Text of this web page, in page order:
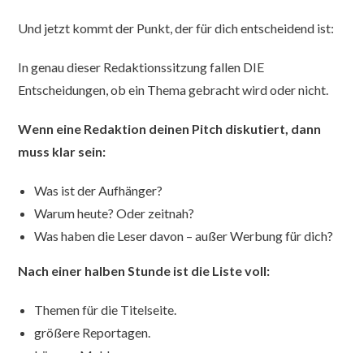
Und jetzt kommt der Punkt, der für dich entscheidend ist:
In genau dieser Redaktionssitzung fallen DIE
Entscheidungen, ob ein Thema gebracht wird oder nicht.
Wenn eine Redaktion deinen Pitch diskutiert, dann
muss klar sein:
Was ist der Aufhänger?
Warum heute? Oder zeitnah?
Was haben die Leser davon – außer Werbung für dich?
Nach einer halben Stunde ist die Liste voll:
Themen für die Titelseite.
größere Reportagen.